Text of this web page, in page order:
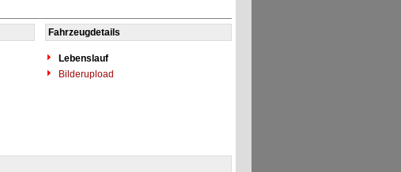
Fahrzeugdetails
Lebenslauf
Bilderupload